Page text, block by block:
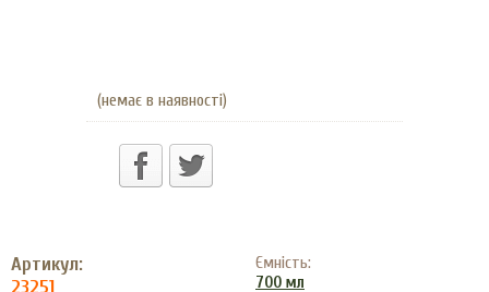
(немає в наявності)
Артикул:
23251
Ємність:
700 мл